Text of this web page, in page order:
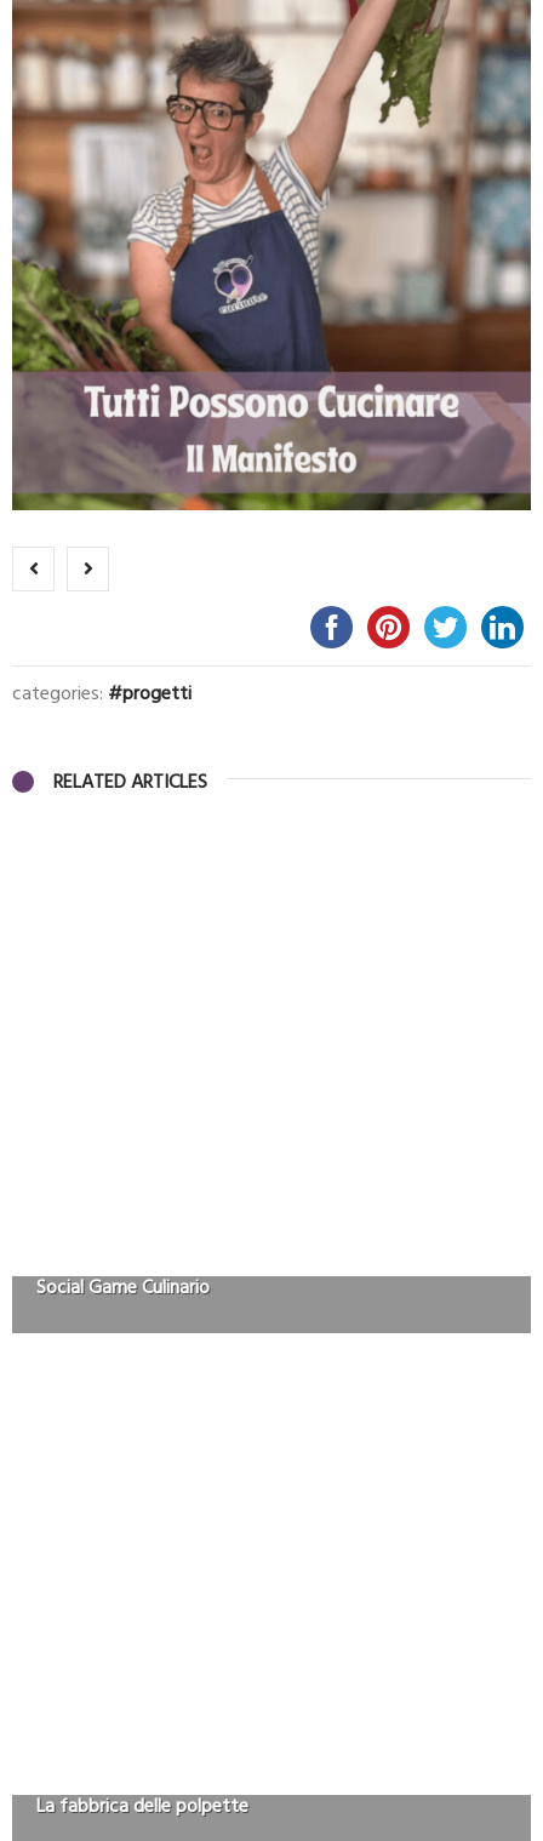
categories: progetti
RELATED ARTICLES
Social Game Culinario
La fabbrica delle polpette